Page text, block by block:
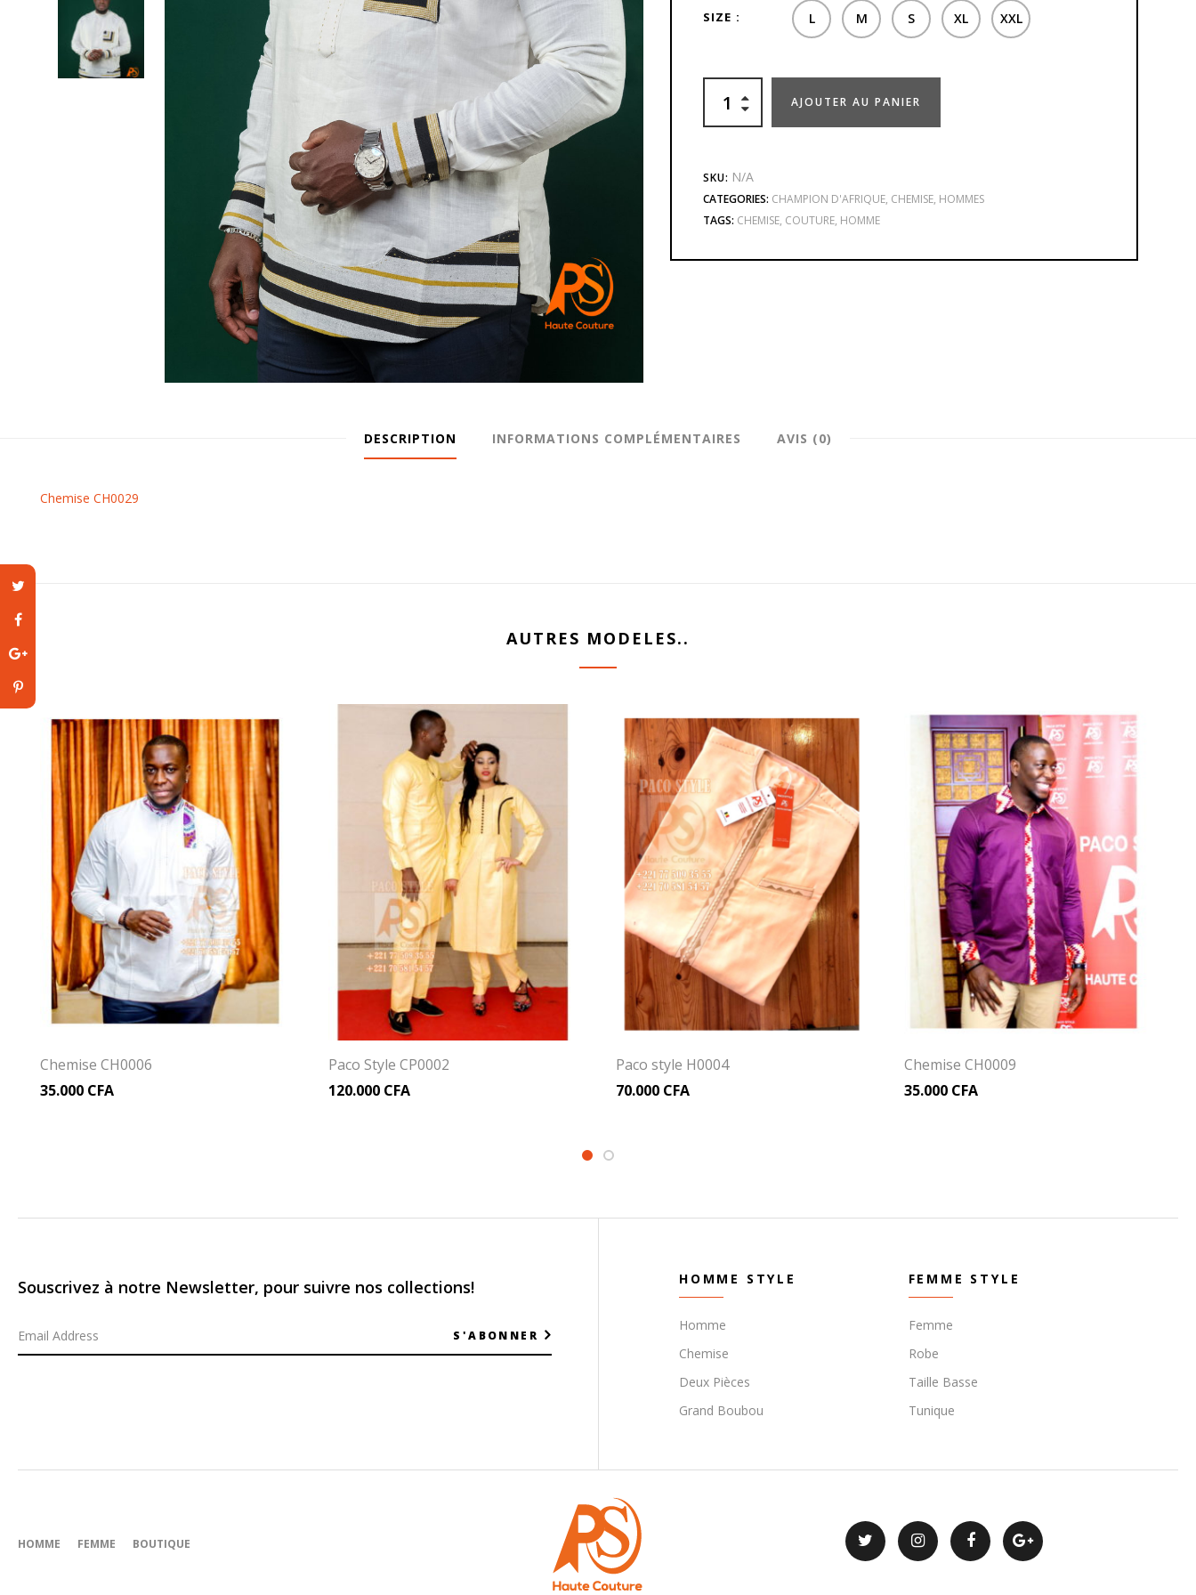
SIZE L M S XL XXL
AJOUTER AU PANIER
SKU: N/A
CATEGORIES: CHAMPION D'AFRIQUE, CHEMISE, HOMMES
TAGS: CHEMISE, COUTURE, HOMME
DESCRIPTION INFORMATIONS COMPLÉMENTAIRES AVIS (0)
Chemise CH0029
AUTRES MODELES..
Chemise CH0006
35.000 CFA
Paco Style CP0002
120.000 CFA
Paco style H0004
70.000 CFA
Chemise CH0009
35.000 CFA
Souscrivez à notre Newsletter, pour suivre nos collections!
S'ABONNER
HOMME STYLE
Homme
Chemise
Deux Pièces
Grand Boubou
FEMME STYLE
Femme
Robe
Taille Basse
Tunique
HOMME FEMME BOUTIQUE